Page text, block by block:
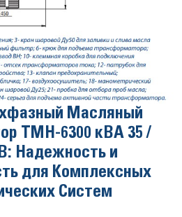
Масляный
ТМН-6300 кВА 35 /
Надежность и
для Комплексных
Систем